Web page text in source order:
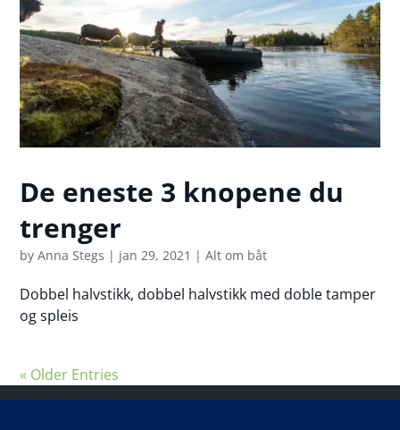
De eneste 3 knopene du
trenger
byAnna Stegs | jan 29, 2021 |Alt om båt
Dobbel halvstikk, dobbel halvstikk med doble tamper
og spleis
« Older Entries